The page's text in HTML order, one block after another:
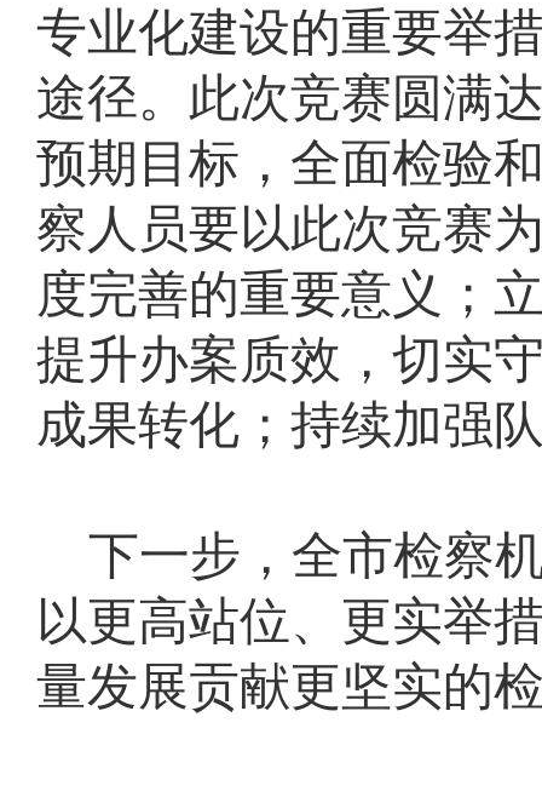
专业化建设的重要举
途径。此次竞赛圆满
预期目标，全面检验
察人员要以此次竞赛
度完善的重要意义；
提升办案质效，切实
成果转化；持续加强
下一步，全市检察
以更高站位、更实举
量发展贡献更坚实的